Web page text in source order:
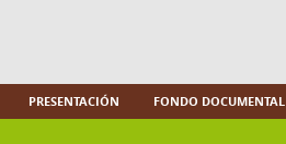
PRESENTACIÓN FONDO DOCUMENTAL